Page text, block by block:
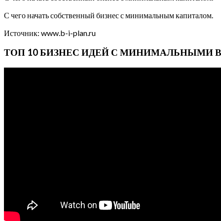
С чего начать собственный бизнес с минимальным капиталом.
Источник: www.b-i-plan.ru
ТОП 10 БИЗНЕС ИДЕЙ С МИНИМАЛЬНЫМИ